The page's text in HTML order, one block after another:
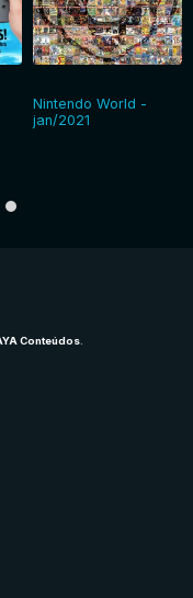
Nintendo World -
jan/2021
Conteúdos.